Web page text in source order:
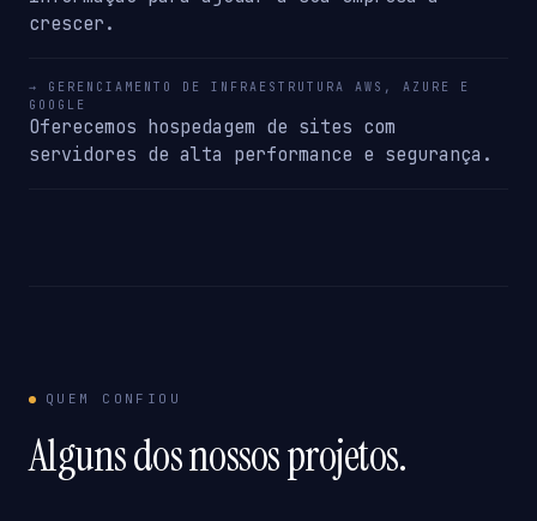
crescer.
→ GERENCIAMENTO DE INFRAESTRUTURA AWS, AZURE E
GOOGLE
Oferecemos hospedagem de sites com
servidores de alta performance e segurança.
QUEM CONFIOU
Alguns dos nossos projetos.